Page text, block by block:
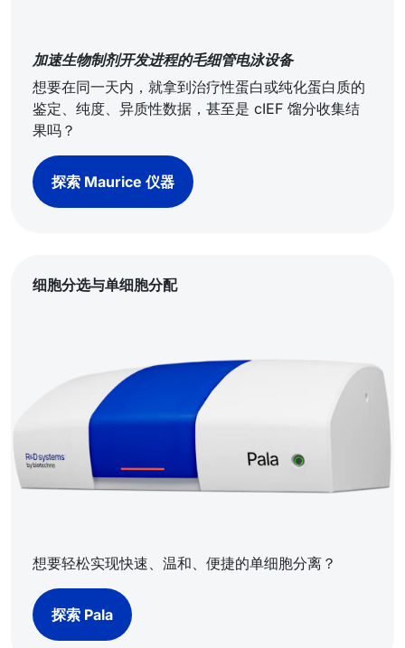
加速生物制剂开发进程的毛细管电泳设备
想要在同一天内，就拿到治疗性蛋白或纯化蛋白质的
鉴定、纯度、异质性数据，甚至是 cIEF 馏分收集结
果吗？
探索 Maurice 仪器
细胞分选与单细胞分配
想要轻松实现快速、温和、便捷的单细胞分离？
探索 Pala